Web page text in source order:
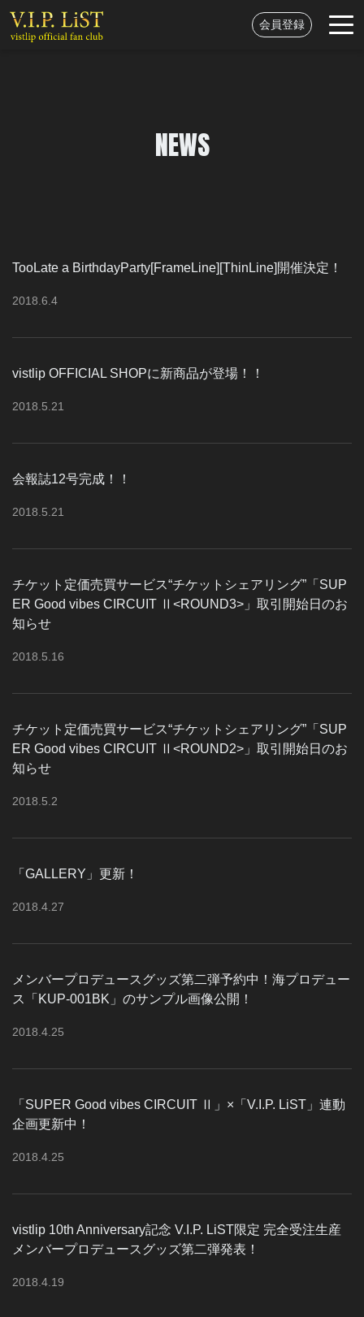
会員登録
NEWS
TooLate a BirthdayParty[FrameLine][ThinLine]開催決定！
2018 6 4
vistlip OFFICIAL SHOPに新商品が登場！！
2018 5 21
会報誌12号完成！！
2018 5 21
チケット定価売買サービス“チケットシェアリング”「SUP
ER Good vibes CIRCUIT Ⅱ<ROUND3>」取引開始日のお
知らせ
2018 5 16
チケット定価売買サービス“チケットシェアリング”「SUP
ER Good vibes CIRCUIT Ⅱ<ROUND2>」取引開始日のお
知らせ
2018 5 2
「GALLERY」更新！
2018 4 27
メンバープロデュースグッズ第二弾予約中！海プロデュー
ス「KUP-001BK」のサンプル画像公開！
2018 4 25
「SUPER Good vibes CIRCUIT Ⅱ」×「V.I.P. LiST」連動
企画更新中！
2018 4 25
vistlip 10th Anniversary記念 V.I.P. LiST限定 完全受注生産
メンバープロデュースグッズ第二弾発表！
2018 4 19